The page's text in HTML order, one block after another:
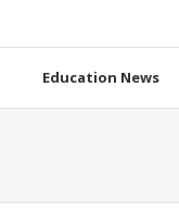
Education News